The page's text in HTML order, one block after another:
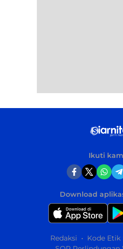
Ikuti
Download
Redaksi
Kode Etik